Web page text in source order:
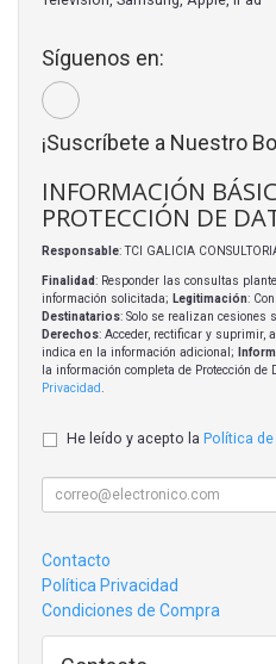
Síguenos en:
¡Suscríbete a Nuestro
INFORMACIÓN
PROTECCIÓN DE
Responsable: TCI GALICIA
Finalidad: Responder las consultas
información solicitada; Legitimación:
Destinatarios: Solo se realizan cesiones
Derechos: Acceder, rectificar y suprimir,
indica en la información adicional;
la información completa de Protección de
Privacidad
He leído y acepto la Política de
Contacto
Política Privacidad
Condiciones de Compra